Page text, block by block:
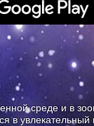
среде и в
в